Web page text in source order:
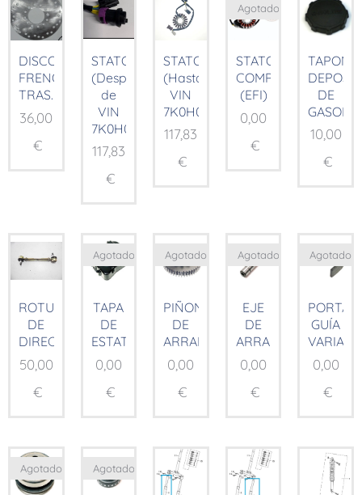
DISCO
FRENO
TRAS.
36,00
€
STATOR
(Después
de
VIN
7K0H01185)
117,83
€
STATOR
(Hasta
VIN
7K0H01185)
117,83
€
STATOR
COMP.
(EFI)
Agotado
0,00
€
TAPON
DE
10,00
€
ROTULAS
DE
DIRECCION
50,00
€
TAPA
DE
ESTATOR
Agotado
0,00
€
PIÑON
DE
ARRANQUE
Agotado
0,00
€
EJE
DE
ARRANQUE
Agotado
0,00
€
PORTA
GUÍA
Agotado
0,00
€
Agotado Agotado